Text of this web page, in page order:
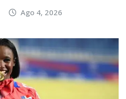
Ago 4, 2026